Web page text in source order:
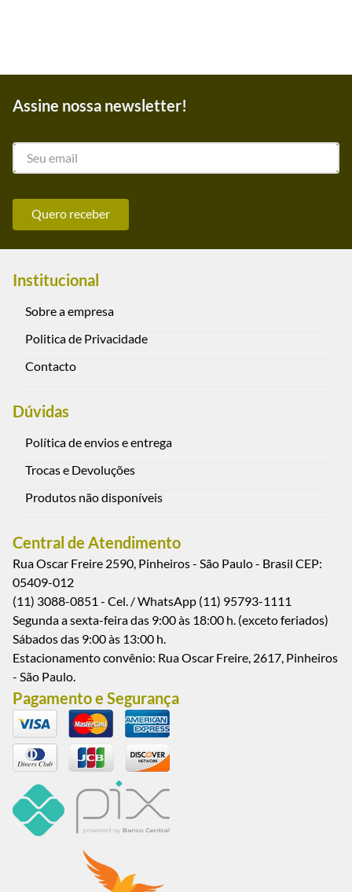
Assine nossa newsletter!
Quero receber
Institucional
Sobre a empresa
Politica de Privacidade
Contacto
Dúvidas
Política de envios e entrega
Trocas e Devoluções
Produtos não disponíveis
Central de Atendimento
Rua Oscar Freire 2590, Pinheiros - São Paulo - Brasil CEP:
05409-012
(11) 3088-0851 - Cel. / WhatsApp (11) 95793-1111
Segunda a sexta-feira das 9:00 às 18:00 h. (exceto feriados)
Sábados das 9:00 às 13:00 h.
Estacionamento convênio: Rua Oscar Freire, 2617, Pinheiros
- São Paulo.
Pagamento e Segurança